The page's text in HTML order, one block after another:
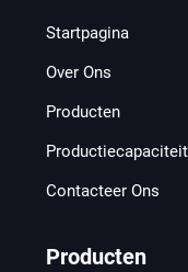
Startpagina
Over Ons
Producten
Productiecapaciteit
Contacteer Ons
Producten